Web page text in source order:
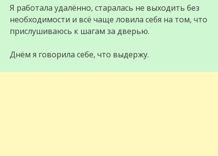
Я работала удалённо, старалась не выходить без
необходимости и всё чаще ловила себя на том, что
прислушиваюсь к шагам за дверью.
Днём я говорила себе, что выдержу.